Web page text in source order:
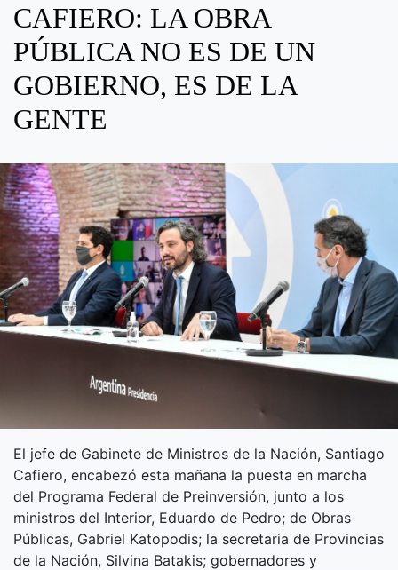
CAFIERO: LA OBRA
PÚBLICA NO ES DE UN
GOBIERNO, ES DE LA
GENTE
El jefe de Gabinete de Ministros de la Nación, Santiago
Cafiero, encabezó esta mañana la puesta en marcha
del Programa Federal de Preinversión, junto a los
ministros del Interior, Eduardo de Pedro; de Obras
Públicas, Gabriel Katopodis; la secretaria de Provincias
de la Nación, Silvina Batakis; gobernadores y